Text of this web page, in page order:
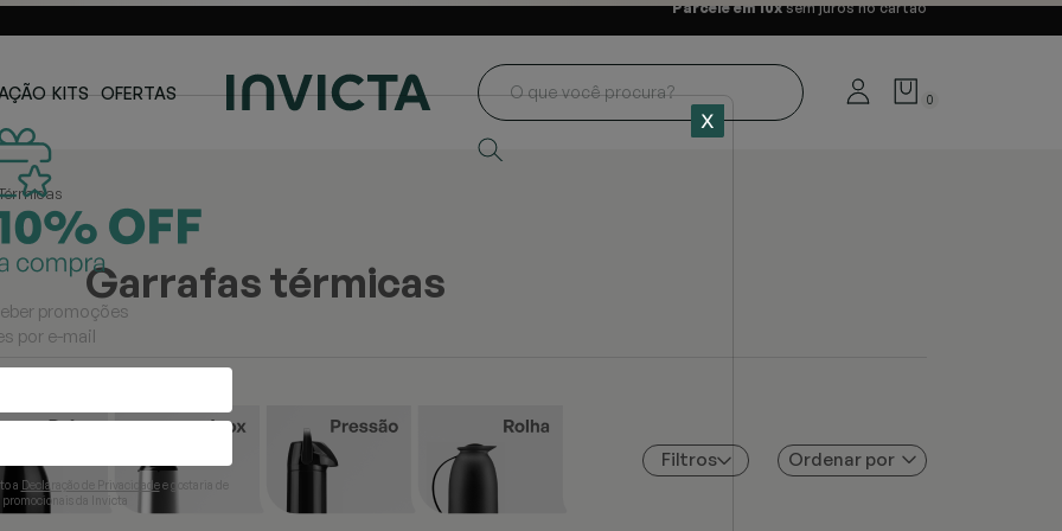
e Centro-
Loja oficialInvicta® no Brasil Parcele em 10xsem juros no cartão
KITS OFERTAS 0
garrafas térmicas
Filtros Ordenar por
promoções
por e-mail
a Declaração de Privacidadee gostaria de
da Invicta